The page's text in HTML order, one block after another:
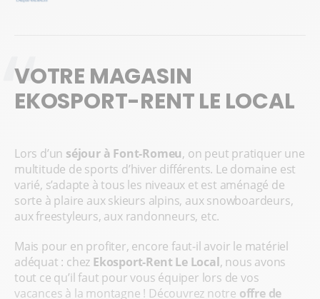
VOTRE MAGASIN
EKOSPORT-RENT LE LOCAL
Lors d’un séjour à Font-Romeu, on peut pratiquer une
multitude de sports d’hiver différents. Le domaine est
varié, s’adapte à tous les niveaux et est aménagé de
sorte à plaire aux skieurs alpins, aux snowboardeurs,
aux freestyleurs, aux randonneurs, etc.
Mais pour en profiter, encore faut-il avoir le matériel
adéquat : chez Ekosport-Rent Le Local, nous avons
tout ce qu’il faut pour vous équiper lors de vos
vacances à la montagne ! Découvrez notre offre de